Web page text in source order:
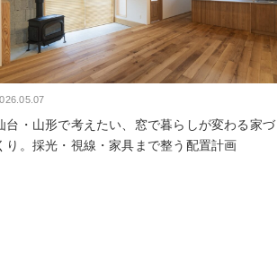
台・山形で考えたい、窓で暮らしが変わる家づ
り。採光・視線・家具まで整う配置計画